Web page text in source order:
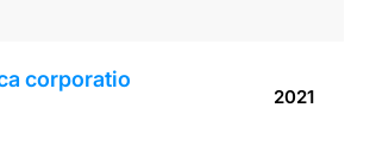
corporatio
2021